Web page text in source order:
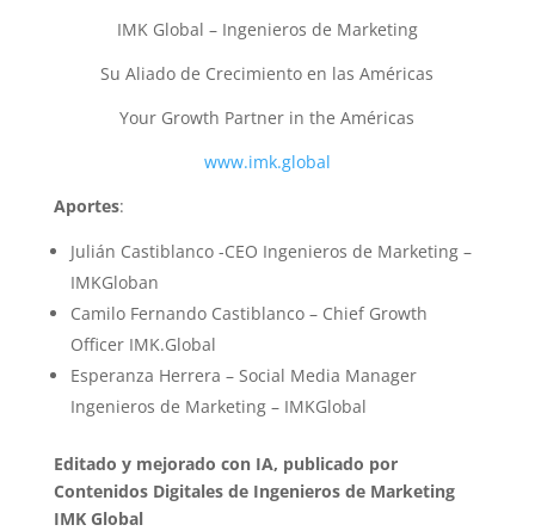
IMK Global – Ingenieros de Marketing
Su Aliado de Crecimiento en las Américas
Your Growth Partner in the Américas
www.imk.global
Aportes:
Julián Castiblanco -CEO Ingenieros de Marketing –
IMKGloban
Camilo Fernando Castiblanco – Chief Growth
Officer IMK.Global
Esperanza Herrera – Social Media Manager
Ingenieros de Marketing – IMKGlobal
Editado y mejorado con IA, publicado por
Contenidos Digitales de Ingenieros de Marketing
IMK Global